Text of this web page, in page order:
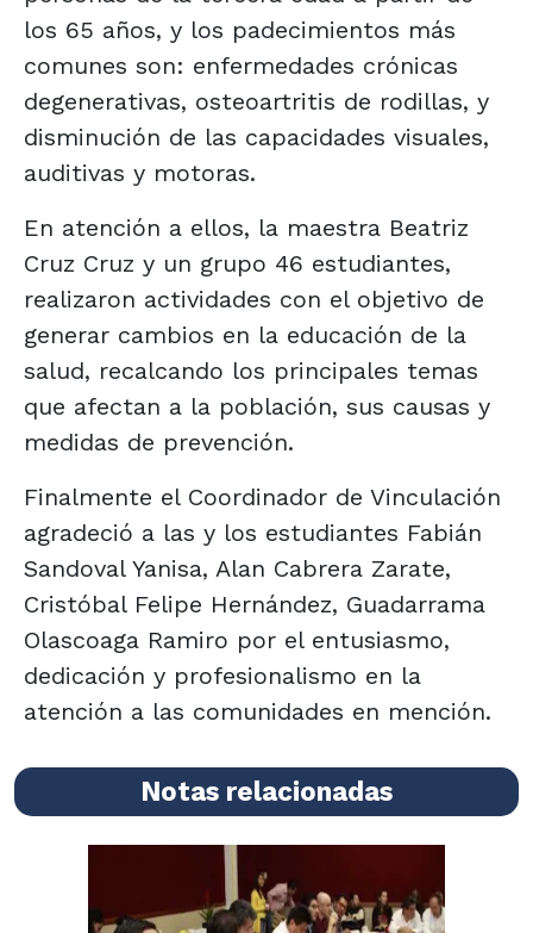
los 65 años, y los padecimientos más
comunes son: enfermedades crónicas
degenerativas, osteoartritis de rodillas, y
disminución de las capacidades visuales,
auditivas y motoras.
En atención a ellos, la maestra Beatriz
Cruz Cruz y un grupo 46 estudiantes,
realizaron actividades con el objetivo de
generar cambios en la educación de la
salud, recalcando los principales temas
que afectan a la población, sus causas y
medidas de prevención.
Finalmente el Coordinador de Vinculación
agradeció a las y los estudiantes Fabián
Sandoval Yanisa, Alan Cabrera Zarate,
Cristóbal Felipe Hernández, Guadarrama
Olascoaga Ramiro por el entusiasmo,
dedicación y profesionalismo en la
atención a las comunidades en mención.
Notas relacionadas